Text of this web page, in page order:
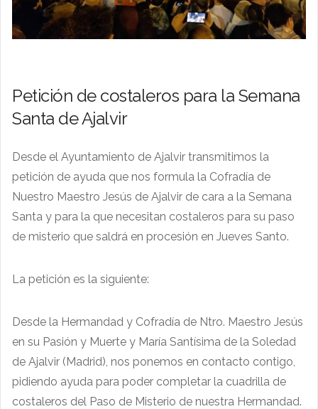
Petición de costaleros para la Semana
Santa de Ajalvir
Desde el Ayuntamiento de Ajalvir transmitimos la
petición de ayuda que nos formula la Cofradía de
Nuestro Maestro Jesús de Ajalvir de cara a la Semana
Santa y para la que necesitan costaleros para su paso
de misterio que saldrá en procesión en Jueves Santo.
La petición es la siguiente:
Desde la Hermandad y Cofradía de Ntro. Maestro Jesús
en su Pasión y Muerte y María Santísima de la Soledad
de Ajalvir (Madrid), nos ponemos en contacto contigo,
pidiendo ayuda para poder completar la cuadrilla de
costaleros del Paso de Misterio de nuestra Hermandad.